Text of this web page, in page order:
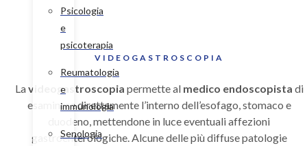
Psicologia
e
psicoterapia
Reumatologia
e
immunologia
Senologia
VIDEOGASTROSCOPIA
Lavideo gastroscopia permette al medico endoscopista di
esaminare direttamente l’interno dell’esofago, stomaco e
duodeno, mettendone in luce eventuali affezioni
gastroenterologiche. Alcune delle più diffuse patologie